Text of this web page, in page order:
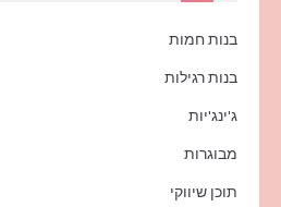
בנות חמות
בנות רגילות
ג'ינג'יות
מבוגרות
תוכן שיווקי